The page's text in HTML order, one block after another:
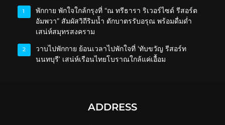
1
พักกาย พักใจใกล้กรุงที่ “ณ ทรีธารา ริเวอร์ไซด์ รีสอร์ต
อัมพวา” สัมผัสวิถีริมน้ำ ตักบาตรรับอรุณ พร้อมดื่มด่ำ
เสน่ห์สมุทรสงคราม
2
วาบไปพักกาย ย้อนเวลาไปพักใจที่ ‘ทับขวัญ รีสอร์ท
นนทบุรี’ เสน่ห์เรือนไทยโบราณใกล้แค่เอื้อม
ADDRESS